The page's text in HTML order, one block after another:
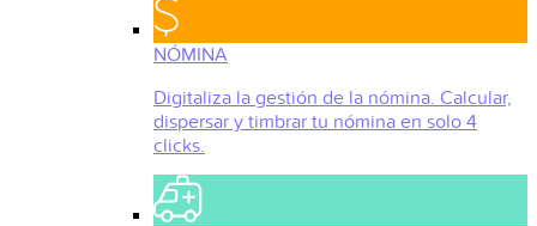
NÓMINA
Digitaliza la gestión de la nómina. Calcular,
dispersar y timbrar tu nómina en solo 4
clicks.